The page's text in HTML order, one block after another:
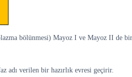
bölünmesi) Mayoz I ve Mayoz II de
adı verilen bir hazırlık evresi geçirir.